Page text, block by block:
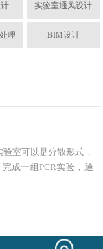
实验室装修设计与建设 实验室通风设计
理 BIM设计
室可以是分散形式，
成一组PCR实验，通